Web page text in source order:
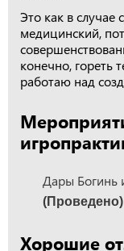
Это как в случае
медицинский,
конечно, гореть
работаю над
Дары Богинь
(Проведено)
Хорошие